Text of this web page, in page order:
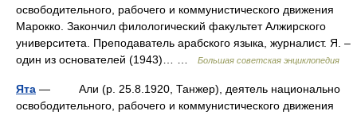
освободительного, рабочего и коммунистического движения
Марокко. Закончил филологический факультет Алжирского
университета. Преподаватель арабского языка, журналист. Я. ‒
один из основателей (1943)… …
Большая советская энциклопедия
Ята — Али (р. 25.8.1920, Танжер), деятель национально
освободительного, рабочего и коммунистического движения